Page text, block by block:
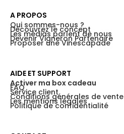
AIDE ET SUPPORT
Activer ma box cadeau
FAQ
Service client
Conditions générales de vente
Les mentions légales
Politique de confidentialité
A PROPOS
Qui sommes-nous ?
Découvrez le concept
Les médias parlent de nous
Devenir Vigneron Partenaire
Proposer une Vinescapade